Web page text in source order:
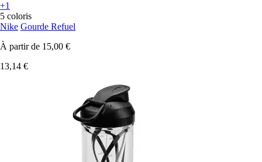
+1
5 coloris
Nike Gourde Refuel
À partir de 15,00 €
13,14 €